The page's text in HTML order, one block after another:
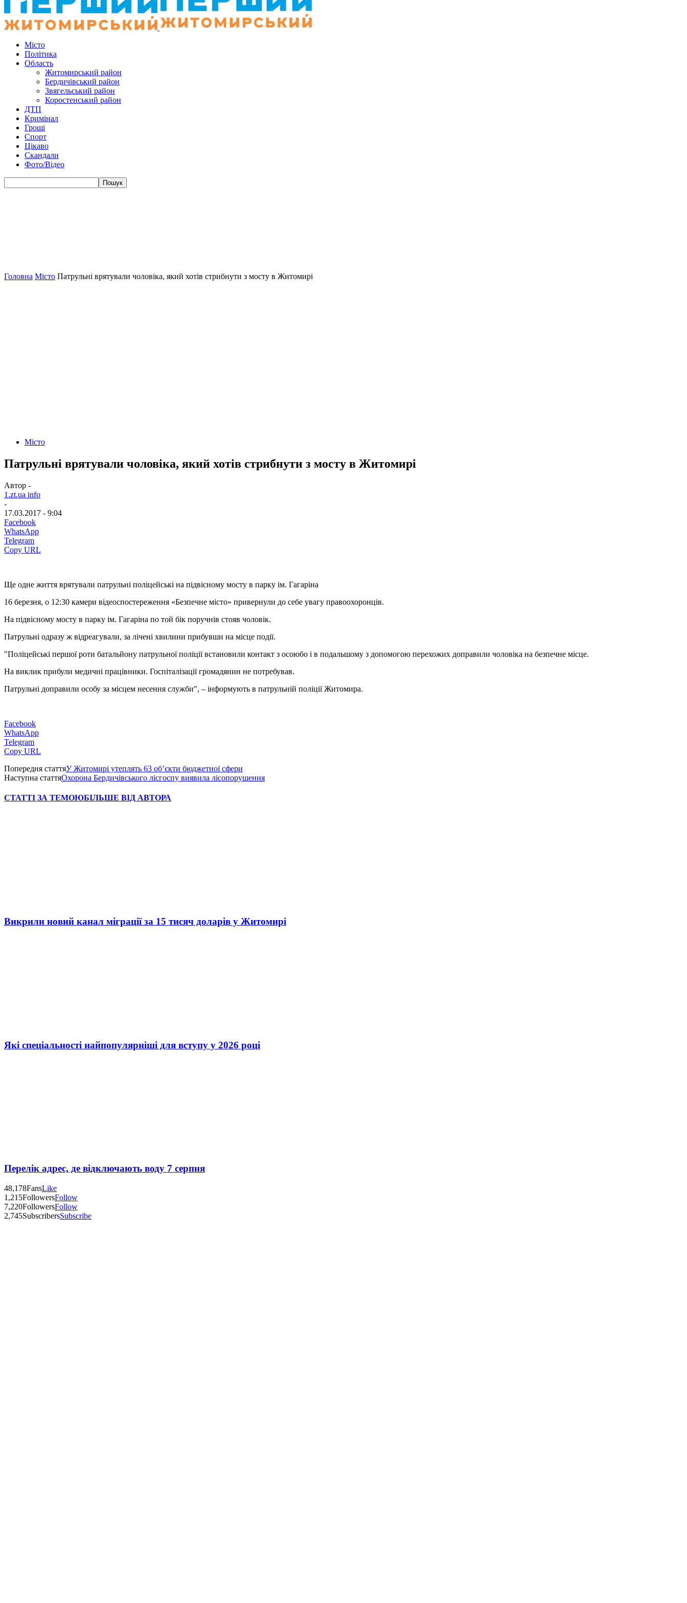
Місто
Політика
Область
Житомирський район
Бердичівський район
Звягельський район
Коростенський район
ДТП
Кримінал
Гроші
Спорт
Цікаво
Скандали
Фото/Відео
Головна Місто Патрульні врятували чоловіка, який хотів стрибнути з мосту в Житомирі
Місто
Патрульні врятували чоловіка, який хотів стрибнути з мосту в Житомирі
Автор -
1.zt.ua info
-
17.03.2017 - 9:04
Facebook
WhatsApp
Telegram
Copy URL
Ще одне життя врятували патрульні поліцейські на підвісному мосту в парку ім. Гагаріна
16 березня, о 12:30 камери відеоспостереження «Безпечне місто» привернули до себе увагу правоохоронців.
На підвісному мосту в парку ім. Гагаріна по той бік поручнів стояв чоловік.
Патрульні одразу ж відреагували, за лічені хвилини прибувши на місце події.
"Поліцейські першої роти батальйону патрульної поліції встановили контакт з осоюбо і в подальшому з допомогою перехожих доправили чоловіка на безпечне місце.
На виклик прибули медичні працівники. Госпіталізації громадянин не потребував.
Патрульні доправили особу за місцем несення служби", – інформують в патрульній поліції Житомира.
Facebook
WhatsApp
Telegram
Copy URL
Попередня статтяУ Житомирі утеплять 63 об’єкти бюджетної сфери
Наступна статтяОхорона Бердичівського лісгоспу виявила лісопорушення
СТАТТІ ЗА ТЕМОЮБІЛЬШЕ ВІД АВТОРА
Викрили новий канал міграції за 15 тисяч доларів у Житомирі
Які спеціальності найпопулярніші для вступу у 2026 році
Перелік адрес, де відключають воду 7 серпня
48,178FansLike
1,215FollowersFollow
7,220FollowersFollow
2,745SubscribersSubscribe